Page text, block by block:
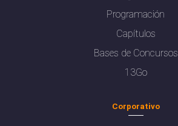
Programación
Capítulos
Bases de Concursos
13Go
Corporativo